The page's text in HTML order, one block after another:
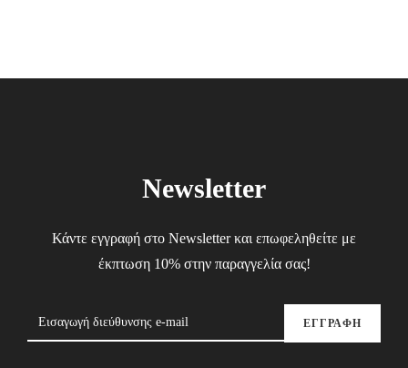
Newsletter
Κάντε εγγραφή στο Newsletter και επωφεληθείτε με
έκπτωση 10% στην παραγγελία σας!
ΕΓΓΡΑΦΗ